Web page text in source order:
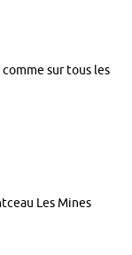
sur tous les
Les Mines